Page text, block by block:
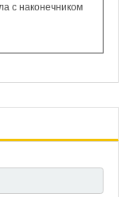
с наконечником